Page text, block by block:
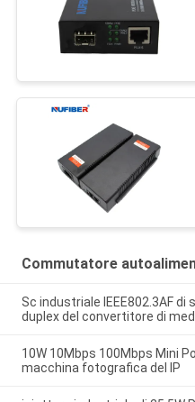
Commutatore
Sc industriale IEEE802.3AF di
duplex del convertitore di
10W 10Mbps 100Mbps Mini
macchina fotografica del IP